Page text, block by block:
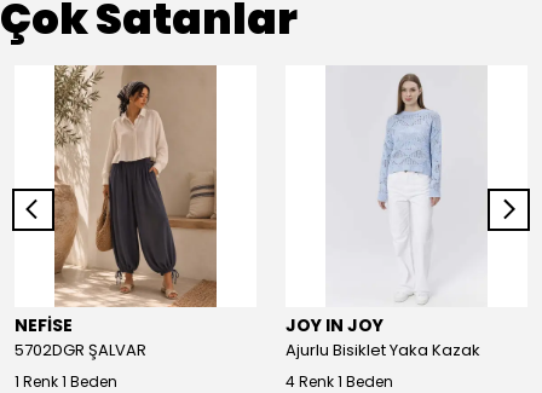
Çok Satanlar
NEFİSE
5702DGR ŞALVAR
1 Renk 1 Beden
JOY IN JOY
Ajurlu Bisiklet Yaka Kazak
4 Renk 1 Beden